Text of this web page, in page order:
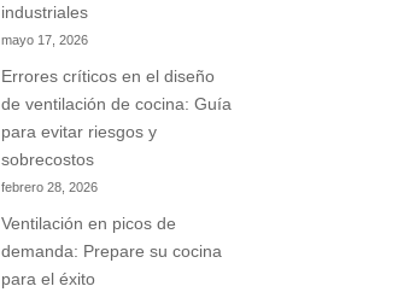
industriales
mayo 17, 2026
Errores críticos en el diseño
de ventilación de cocina: Guía
para evitar riesgos y
sobrecostos
febrero 28, 2026
Ventilación en picos de
demanda: Prepare su cocina
para el éxito